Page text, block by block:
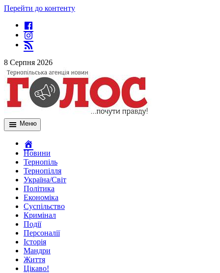
Перейти до контенту
8 Серпня 2026
Меню
Новини
Тернопіль
Тернопілля
Україна/Світ
Політика
Економіка
Суспільство
Кримінал
Події
Персоналії
Історія
Мандри
Життя
Цікаво!